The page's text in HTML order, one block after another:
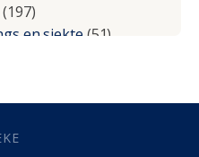
(197)
en siekte(51)
Groei(10)